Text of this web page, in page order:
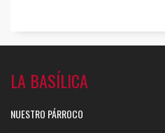
LA BASÍLICA
NUESTRO PÁRROCO